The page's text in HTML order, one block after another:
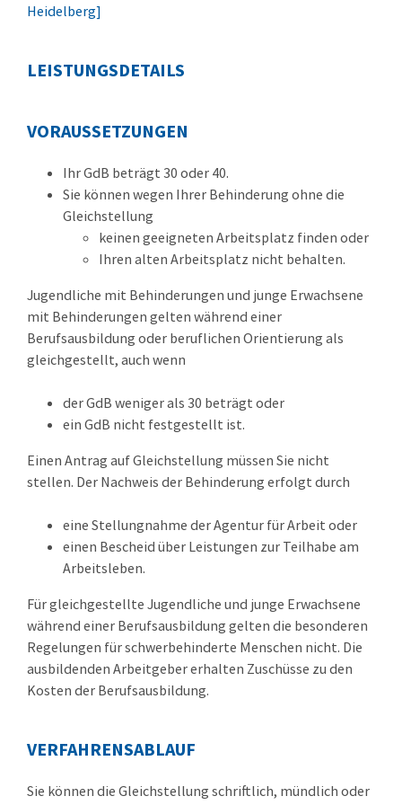
Heidelberg]
LEISTUNGSDETAILS
VORAUSSETZUNGEN
Ihr GdB beträgt 30 oder 40.
Sie können wegen Ihrer Behinderung ohne die
Gleichstellung
keinen geeigneten Arbeitsplatz finden oder
Ihren alten Arbeitsplatz nicht behalten.
Jugendliche mit Behinderungen und junge Erwachsene
mit Behinderungen gelten während einer
Berufsausbildung oder beruflichen Orientierung als
gleichgestellt, auch wenn
der GdB weniger als 30 beträgt oder
ein GdB nicht festgestellt ist.
Einen Antrag auf Gleichstellung müssen Sie nicht
stellen. Der Nachweis der Behinderung erfolgt durch
eine Stellungnahme der Agentur für Arbeit oder
einen Bescheid über Leistungen zur Teilhabe am
Arbeitsleben.
Für gleichgestellte Jugendliche und junge Erwachsene
während einer Berufsausbildung gelten die besonderen
Regelungen für schwerbehinderte Menschen nicht. Die
ausbildenden Arbeitgeber erhalten Zuschüsse zu den
Kosten der Berufsausbildung.
VERFAHRENSABLAUF
Sie können die Gleichstellung schriftlich, mündlich oder